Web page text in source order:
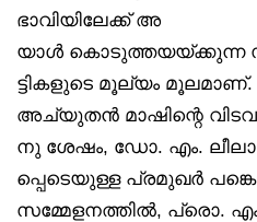
ഭാവിയിലേക്ക് അ
യാൾ കൊടുത്തയയ്ക്കുന്ന
ട്ടികളുടെ മൂല്യം മൂലമാണ്.
അച്യുതൻ മാഷിന്റെ
നു ശേഷം, ഡോ. എം.
പ്പെടെയുള്ള പ്രമുഖർ
സമ്മേളനത്തിൽ, പ്രൊ.